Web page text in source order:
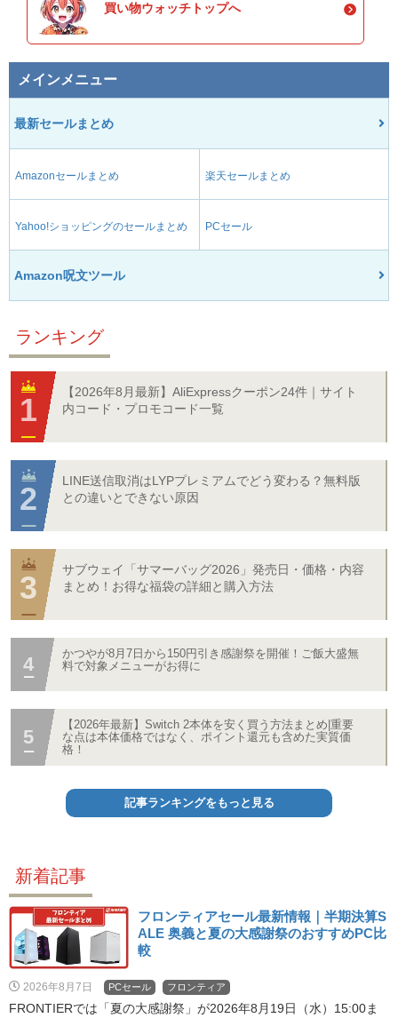
買い物ウォッチトップへ
メインメニュー
最新セールまとめ
Amazonセールまとめ 楽天セールまとめ
Yahoo!ショッピングのセールまとめ PCセール
Amazon呪文ツール
ランキング
【2026年8月最新】AliExpressクーポン24件｜サイト
内コード・プロモコード一覧
LINE送信取消はLYPプレミアムでどう変わる？無料版
との違いとできない原因
サブウェイ「サマーバッグ2026」発売日・価格・内容
まとめ！お得な福袋の詳細と購入方法
かつやが8月7日から150円引き感謝祭を開催！ご飯大盛無
料で対象メニューがお得に
【2026年最新】Switch 2本体を安く買う方法まとめ|重要
な点は本体価格ではなく、ポイント還元も含めた実質価
格！
記事ランキングをもっと見る
新着記事
フロンティアセール最新情報｜半期決算S
ALE 奥義と夏の大感謝祭のおすすめPC比
較
2026年8月7日 PCセール フロンティア
FRONTIERでは「夏の大感謝祭」が2026年8月19日（水）15:00ま